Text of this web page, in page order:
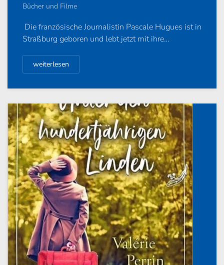
Bücher und Filme
Die französische Journalistin Pascale Hugues ist in
Straßburg geboren und lebt jetzt mit ihre…
weiterlesen